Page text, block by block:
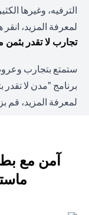
الترفيه، وغيرها
لمعرفة المزيد، انقر
تجارب لا تقدر بثمن
ستمتع بتجارب
برنامج "مدن لا
لمعرفة المزيد، قم
آمن مع